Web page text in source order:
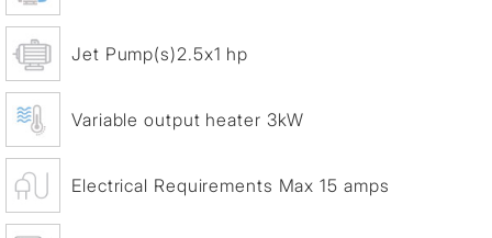
Jet Pump(s)2.5x1 hp
Variable output heater 3kW
Electrical Requirements Max 15 amps